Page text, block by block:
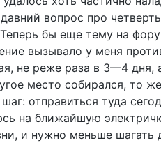
вопрос про
бы еще тему на
вызывало у меня
не реже раза в 3—4 дня,
место собирался, то
отправиться туда
на ближайшую
и нужно меньше шагать